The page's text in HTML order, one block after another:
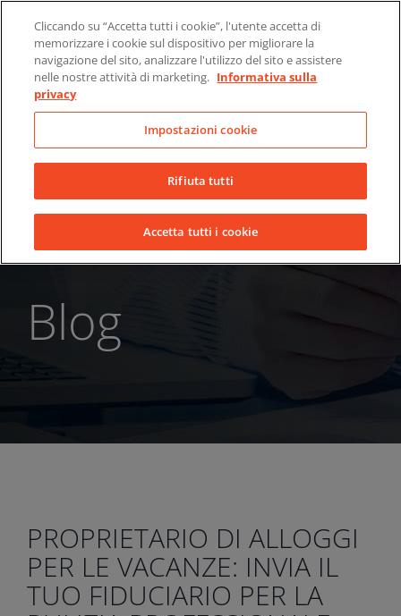
content
LinkedInYouTubeFacebook
Blog
PROPRIETARIO DI ALLOGGI
PER LE VACANZE: INVIA IL
TUO FIDUCIARIO PER LA
Cliccando su “Accetta tutti i cookie”, l'utente accetta di
memorizzare i cookie sul dispositivo per migliorare la
navigazione del sito, analizzare l'utilizzo del sito e assistere
nelle nostre attività di marketing. Informativa sulla
privacy
Impostazioni cookie
Rifiuta tutti
Accetta tutti i cookie